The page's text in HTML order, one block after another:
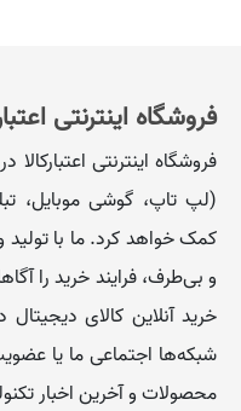
فروشگاه اینترنتی
فروشگاه اینترنتی
(لپ تاپ، گوشی موبایل،
کمک خواهد کرد. ما با تولید
و بی‌طرف، فرایند خرید را
خرید آنلاین کالای
شبکه‌ها اجتماعی ما یا
محصولات و آخرین اخبار